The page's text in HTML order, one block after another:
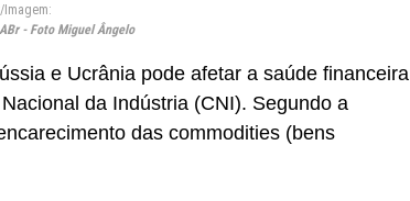
Imagem:
- Foto Miguel Ângelo
e Ucrânia pode afetar a saúde financeira
da Indústria (CNI). Segundo a
das commodities (bens